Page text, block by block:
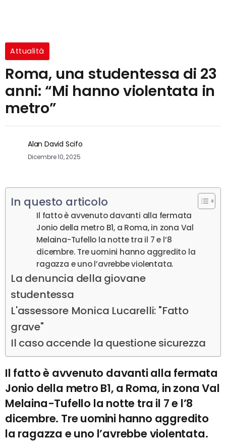
Attualità
Roma, una studentessa di 23
anni: “Mi hanno violentata in
metro”
Alan David Scifo
Dicembre 10, 2025
In questo articolo
Il fatto è avvenuto davanti alla fermata
Jonio della metro B1, a Roma, in zona Val
Melaina-Tufello la notte tra il 7 e l’8
dicembre. Tre uomini hanno aggredito la
ragazza e uno l’avrebbe violentata.
La denuncia della giovane
studentessa
L'assessore Monica Lucarelli: "Fatto
grave"
Il caso accende la questione sicurezza
Il fatto è avvenuto davanti alla fermata
Jonio della metro B1, a Roma, in zona Val
Melaina-Tufello la notte tra il 7 e l’8
dicembre. Tre uomini hanno aggredito
la ragazza e uno l’avrebbe violentata.